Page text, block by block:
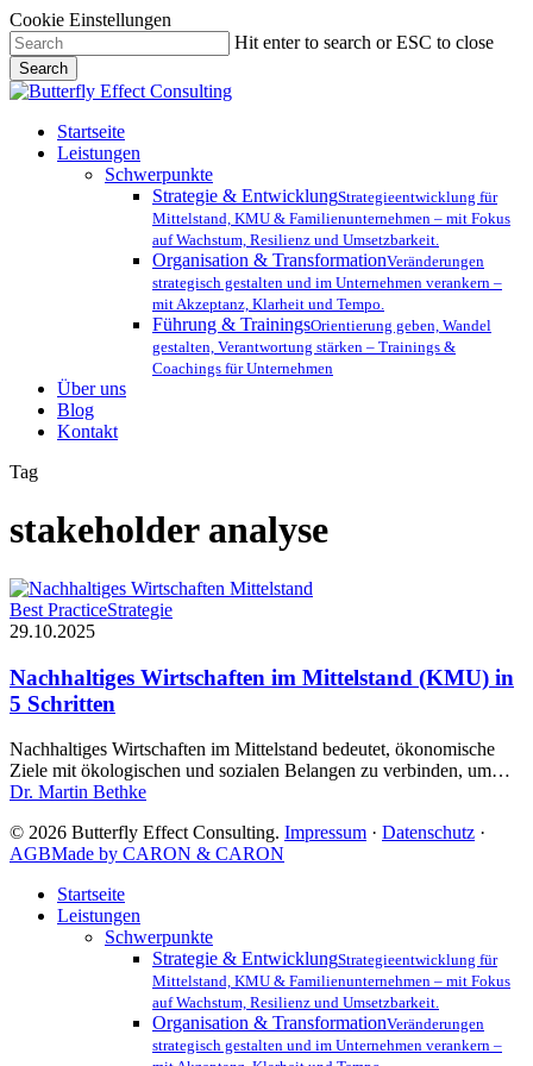
Cookie Einstellungen
Skip
to
main
content
Hit enter to search or ESC to close
Search
Close
Menu
Startseite
Leistungen
Schwerpunkte
Strategie & EntwicklungStrategieentwicklung für
Mittelstand, KMU & Familienunternehmen – mit Fokus
auf Wachstum, Resilienz und Umsetzbarkeit.
Organisation & TransformationVeränderungen
strategisch gestalten und im Unternehmen verankern –
mit Akzeptanz, Klarheit und Tempo.
Führung & TrainingsOrientierung geben, Wandel
gestalten, Verantwortung stärken – Trainings &
Coachings für Unternehmen
Über uns
Blog
Kontakt
Tag
stakeholder analyse
Nachhaltiges
Wirtschaften
Mittelstand
(KMU)
in
Schritten
Best PracticeStrategie
29.10.2025
Nachhaltiges Wirtschaften im Mittelstand (KMU) in
5 Schritten
Nachhaltiges Wirtschaften im Mittelstand bedeutet, ökonomische
Ziele mit ökologischen und sozialen Belangen zu verbinden, um…
Dr. Martin Bethke
© 2026 Butterfly Effect Consulting. Impressum · Datenschutz ·
AGBMade by CARON & CARON
Close
Menu
Startseite
Leistungen
Schwerpunkte
Strategie & EntwicklungStrategieentwicklung für
Mittelstand, KMU & Familienunternehmen – mit Fokus
auf Wachstum, Resilienz und Umsetzbarkeit.
Organisation & TransformationVeränderungen
strategisch gestalten und im Unternehmen verankern –